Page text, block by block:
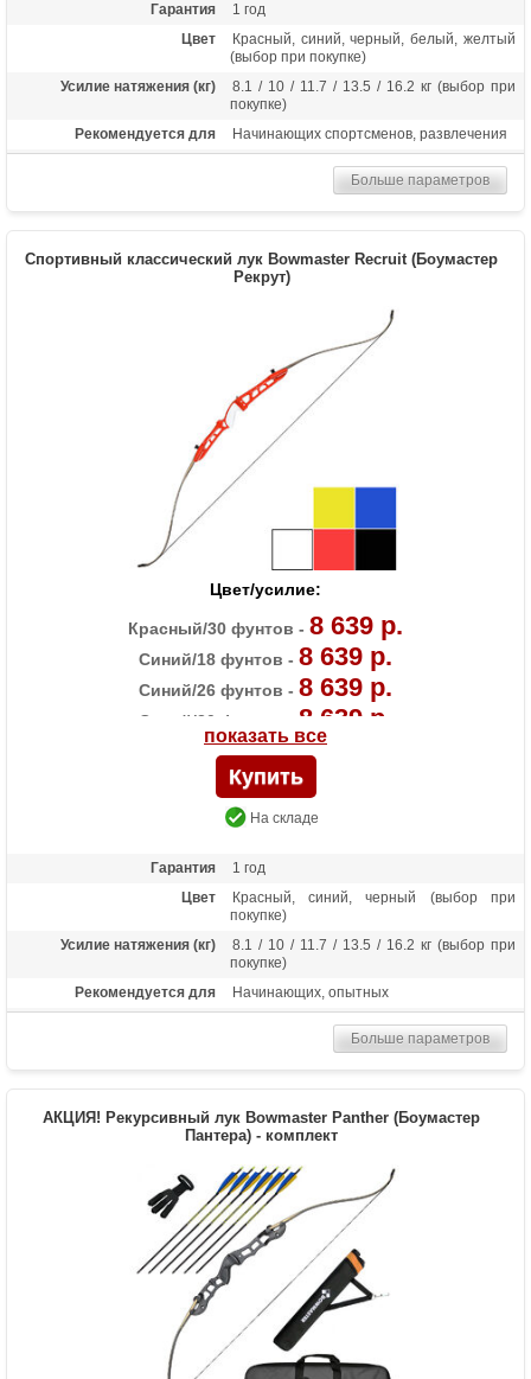
Гарантия
1 год
Цвет
Красный, синий, черный, белый, желтый
(выбор при покупке)
Усилие натяжения (кг)
8.1 / 10 / 11.7 / 13.5 / 16.2 кг (выбор при
покупке)
Рекомендуется для
Начинающих спортсменов, развлечения
Рукоять, плечи, тетива, 2 полочки, 6
стрел Bowmaster, крага, напалечник,
чехол-сумка, колчан для стрел (текущий
1.3
Рукоятка - алюминий, плечи - дерево с
Развлечение, спорт
Длина рукояти 23 дюйма
Больше параметров
Спортивный классический лук Bowmaster Recruit (Боумастер
Рекрут)
Цвет/усилие:
Красный/30 фунтов - 8 639 р.
Синий/18 фунтов - 8 639 р.
Синий/26 фунтов - 8 639 р.
Синий/30 фунтов - 8 639 р.
Черный/18 фунтов -8 639 р.
Черный/22 фунта -8 639 р.
Черный/30 фунтов -8 639 р.
показать все
На складе
Гарантия
1 год
Цвет
Красный, синий, черный (выбор при
покупке)
Усилие натяжения (кг)
8.1 / 10 / 11.7 / 13.5 / 16.2 кг (выбор при
покупке)
Рекомендуется для
Начинающих, опытных
Рукоять, плечи, шестигранники, тетива
Материалы изделия
Рукоятка - алюминий, плечи - дерево с
ламинатом
Особенности
Длина рукояти 23 дюйма
Больше параметров
АКЦИЯ! Рекурсивный лук Bowmaster Panther (Боумастер
Пантера) - комплект